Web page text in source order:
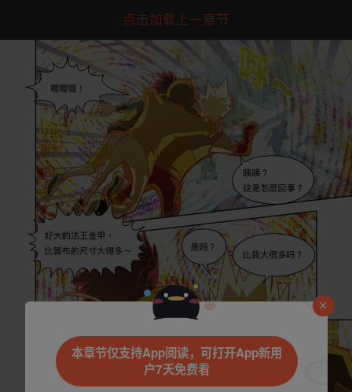
点击加载上一章节
本章节仅支持App阅读，可打开App新用
户7天免费看
是否前往腾漫App继续阅读
立即前往